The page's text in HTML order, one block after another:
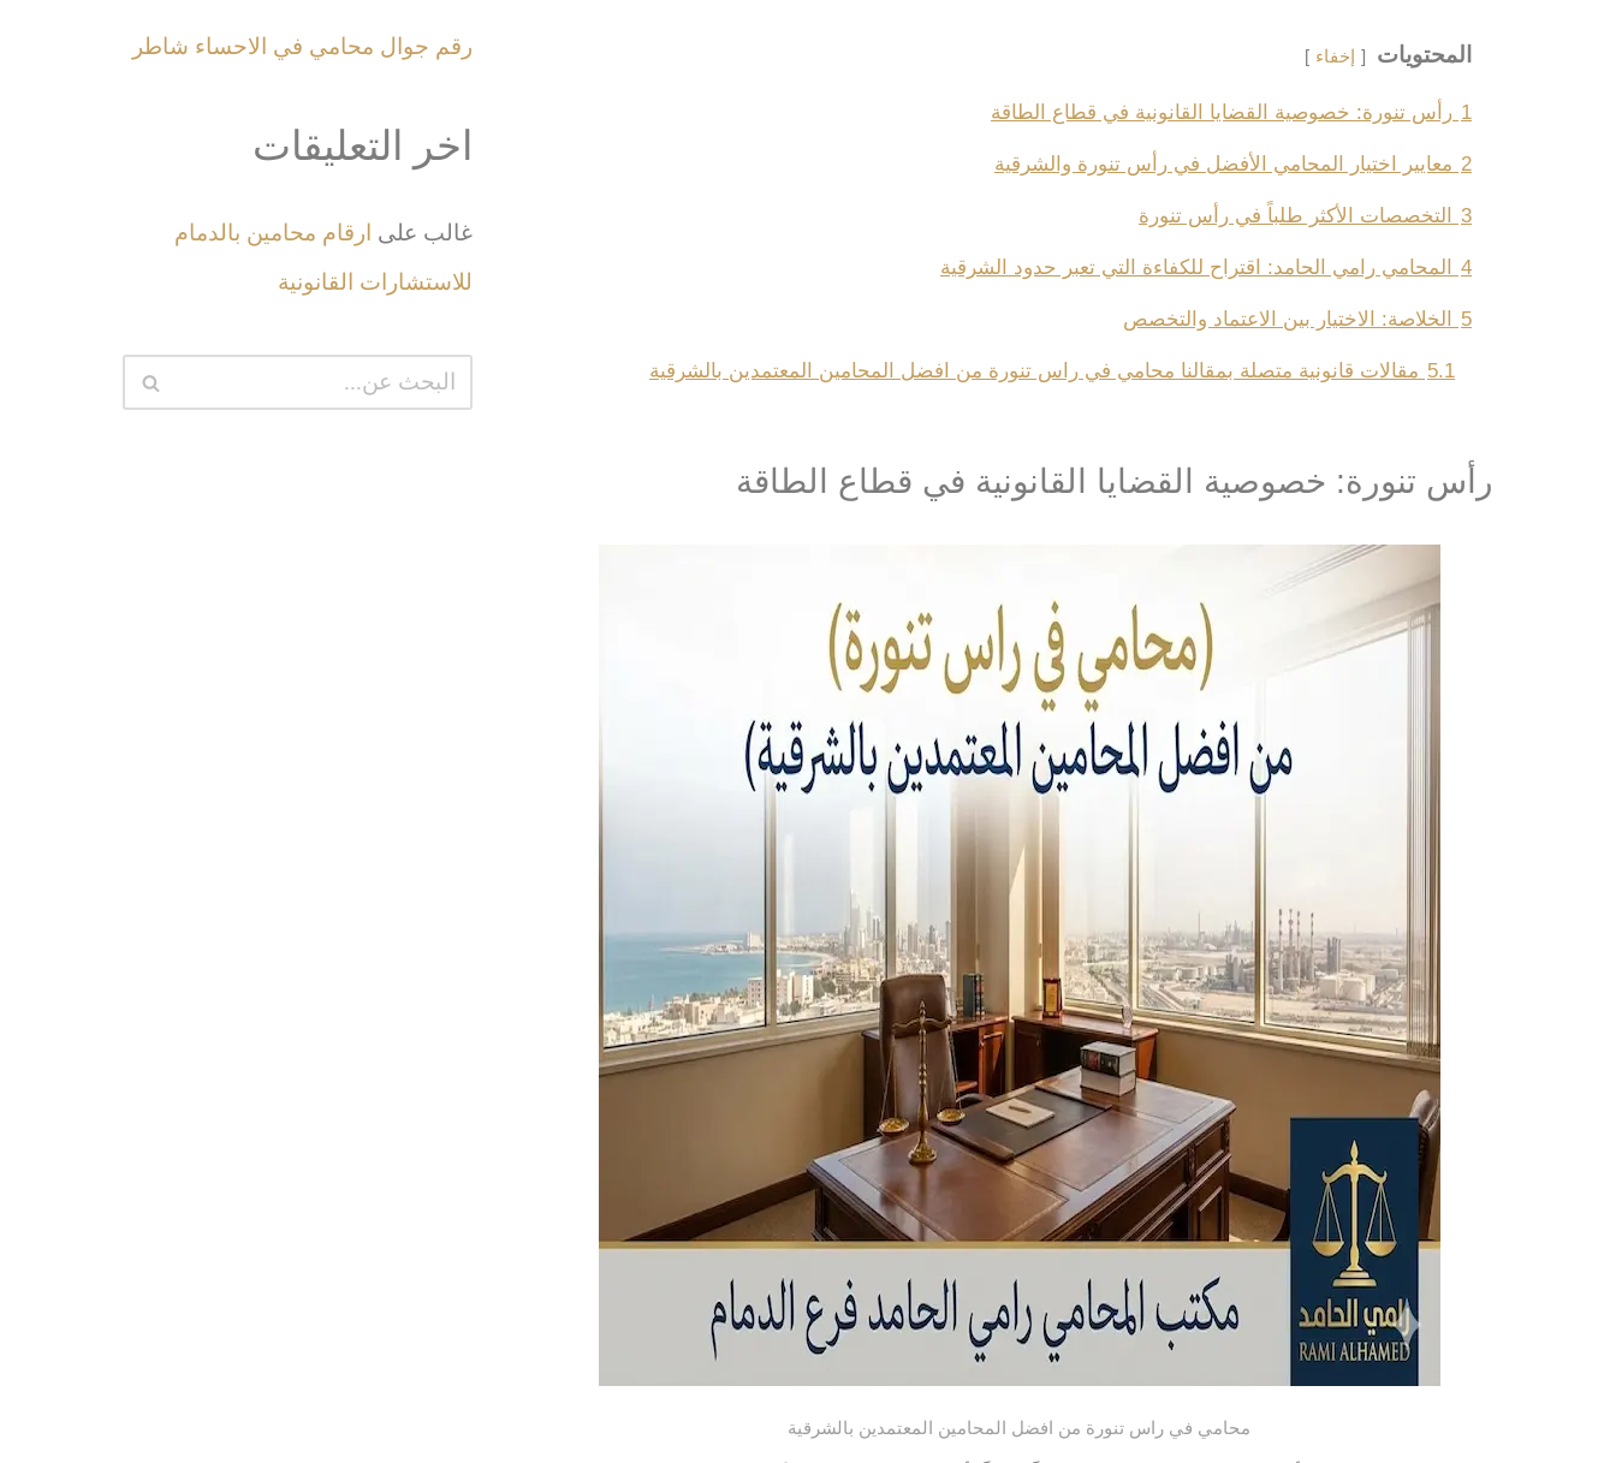
المحتويات إخفاء
1 رأس تنورة: خصوصية القضايا القانونية في قطاع الطاقة
2 معايير اختيار المحامي الأفضل في رأس تنورة والشرقية
3 التخصصات الأكثر طلباً في رأس تنورة
4 المحامي رامي الحامد: اقتراح للكفاءة التي تعبر حدود الشرقية
5 الخلاصة: الاختيار بين الاعتماد والتخصص
5.1 مقالات قانونية متصلة بمقالنا محامي في راس تنورة من افضل المحامين المعتمدين بالشرقية
رأس تنورة: خصوصية القضايا القانونية في قطاع الطاقة
محامي في راس تنورة من افضل المحامين المعتمدين بالشرقية
رقم جوال محامي في الاحساء شاطر
اخر التعليقات
غالب على ارقام محامين بالدمام
للاستشارات القانونية